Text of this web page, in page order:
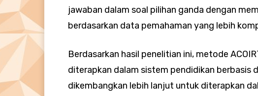
jawaban dalam soal pilihan ganda dengan
berdasarkan data pemahaman yang lebih
Berdasarkan hasil penelitian ini, metode
diterapkan dalam sistem pendidikan berbasis
dikembangkan lebih lanjut untuk diterapkan